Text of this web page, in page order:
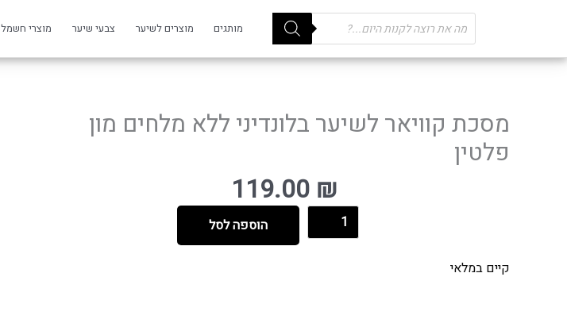
מותגים מוצרים לשיער צבעי שיער מוצרי חשמל
Products
search
מסכת קוויאר לשיער בלונדיני ללא מלחים מון
פלטין
119.00 ₪
הוספה לסל
קיים במלאי